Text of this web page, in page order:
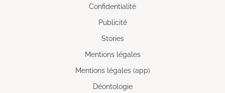
Confidentialité
Publicité
Stories
Mentions légales
Mentions légales (app)
Déontologie